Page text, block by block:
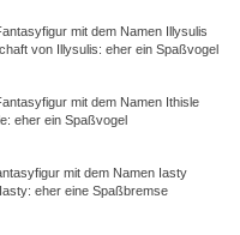
mit dem Namen Illysulis
von Illysulis: eher ein Spaßvogel
mit dem Namen Ithisle
eher ein Spaßvogel
mit dem Namen Iasty
eher eine Spaßbremse